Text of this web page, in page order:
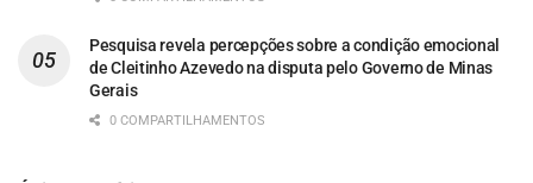
Pesquisa revela percepções sobre a condição emocional
de Cleitinho Azevedo na disputa pelo Governo de Minas
Gerais
0 COMPARTILHAMENTOS